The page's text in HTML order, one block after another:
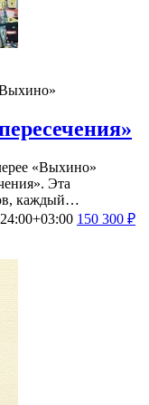
«Выхино»
Эта
каждый…
150 300 ₽